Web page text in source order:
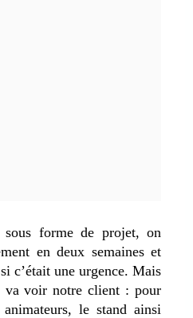
forme de projet, on
en deux semaines et
c’était une urgence. Mais
va voir notre client : pour
le stand ainsi